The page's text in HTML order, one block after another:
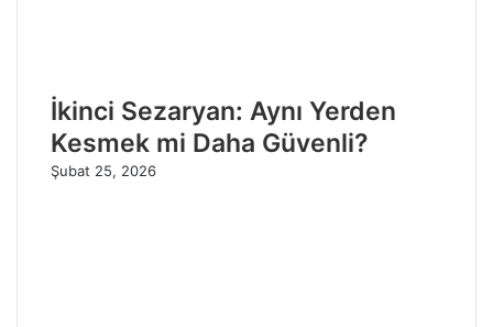
İkinci Sezaryan: Aynı Yerden
Kesmek mi Daha Güvenli?
Şubat 25, 2026